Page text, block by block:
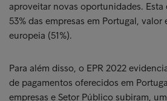
aproveitar novas oportunidades.
53% das empresas em Portugal,
europeia (51%).
Para além disso, o EPR 2022
de pagamentos oferecidos em
empresas e Setor Público subiram,